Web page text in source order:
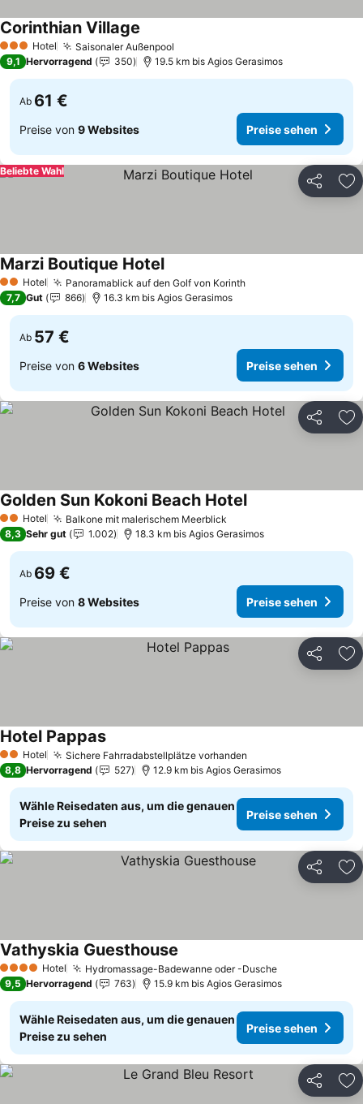
3 SterneHotel Saisonaler Außenpool
Corinthian Village
9,1 Hervorragend 350 19.5 km bis Agios Gerasimos
Ab 61 €
Preise von 9 Websites Preise sehen
Teilen
Beliebte Wahl
2 Sterne
Hotel Panoramablick auf den Golf von KorinthPreise sehen
Marzi Boutique HotelPreise sehen
7,7 Gut 866 16.3 km bis Agios Gerasimos
Ab 57 €
Preise von 6 Websites Preise sehen
Teilen
2 Sterne
Hotel Balkone mit malerischem Meerblick
Golden Sun Kokoni Beach HotelPreise sehen
8,3 Sehr gut 1.002 18.3 km bis Agios Gerasimos
Ab 69 €
Preise von 8 Websites Preise sehen
Teilen
2 Sterne
Hotel Sichere Fahrradabstellplätze vorhanden
Hotel PappasPreise sehen
8,8 Hervorragend 527 12.9 km bis Agios Gerasimos
Wähle Reisedaten aus, um die genauen
Preise zu sehen
Preise sehen
Teilen
4 Sterne Hotel Hydromassage-Badewanne oder -DuschePreise sehen
Vathyskia Guesthouse
9,5 Hervorragend 763 15.9 km bis Agios Gerasimos
Wähle Reisedaten aus, um die genauen
Preise zu sehen
Preise sehen
Teilen